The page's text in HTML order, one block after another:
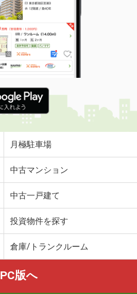
月極駐車場
中古マンション
中古一戸建て
投資物件を探す
倉庫/トランクルーム
PC版へ